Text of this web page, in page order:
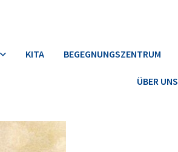
KITA BEGEGNUNGSZENTRUM
ÜBER UNS